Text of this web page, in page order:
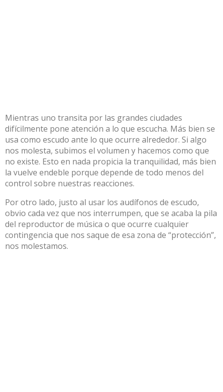
Mientras uno transita por las grandes ciudades
difícilmente pone atención a lo que escucha. Más bien se
usa como escudo ante lo que ocurre alrededor. Si algo
nos molesta, subimos el volumen y hacemos como que
no existe. Esto en nada propicia la tranquilidad, más bien
la vuelve endeble porque depende de todo menos del
control sobre nuestras reacciones.
Por otro lado, justo al usar los audífonos de escudo,
obvio cada vez que nos interrumpen, que se acaba la pila
del reproductor de música o que ocurre cualquier
contingencia que nos saque de esa zona de “protección”,
nos molestamos.